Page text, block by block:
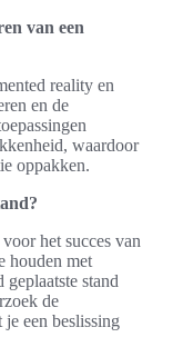
van een
reality en
en de
waardoor
oppakken.
het succes van
houden met
stand
de
een beslissing